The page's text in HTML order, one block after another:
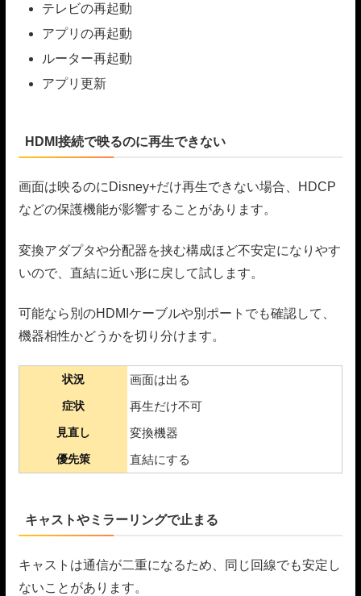
テレビの再起動
アプリの再起動
ルーター再起動
アプリ更新
HDMI接続で映るのに再生できない
画面は映るのにDisney+だけ再生できない場合、HDCP
などの保護機能が影響することがあります。
変換アダプタや分配器を挟む構成ほど不安定になりやす
いので、直結に近い形に戻して試します。
可能なら別のHDMIケーブルや別ポートでも確認して、
機器相性かどうかを切り分けます。
状況 画面は出る
症状 再生だけ不可
見直し 変換機器
優先策 直結にする
キャストやミラーリングで止まる
キャストは通信が二重になるため、同じ回線でも安定し
ないことがあります。